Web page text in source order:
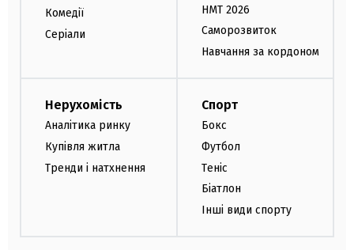
Комедії
Серіали
НМТ 2026
Саморозвиток
Навчання за кордоном
Нерухомість
Аналітика ринку
Купівля житла
Тренди і натхнення
Спорт
Бокс
Футбол
Теніс
Біатлон
Інші види спорту